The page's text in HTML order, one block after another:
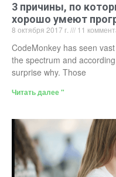
3 причины, по
хорошо умеют
8 октября 2017 г. 11
CodeMonkey has seen
the spectrum and
surprise why. Those
Читать далее "